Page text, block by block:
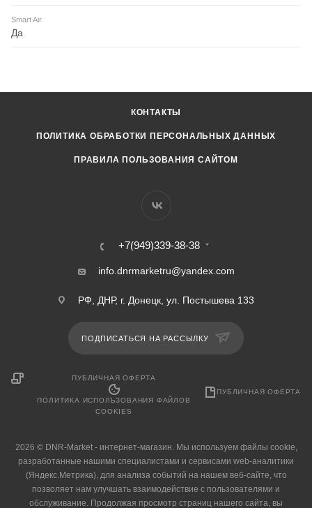
Smart Air
Да
КОНТАКТЫ
ПОЛИТИКА ОБРАБОТКИ ПЕРСОНАЛЬНЫХ ДАННЫХ
ПРАВИЛА ПОЛЬЗОВАНИЯ САЙТОМ
+7(949)339-38-38
info.dnrmarketru@yandex.com
РФ, ДНР, г. Донецк, ул. Постышева 133
ПОДПИСАТЬСЯ НА РАССЫЛКУ
ПУБЛИЧНАЯ ОФЕРТА
ПОЛИТИКА ИСПОЛЬЗОВАНИЯ ФАЙЛОВ
COOKIES
ПУБЛИЧНАЯ ОФЕРТА
2026 © DNR-Market - интернет-магазин. Мы используем файлы cookie,
разработанные нашими специалистами и сервисами web-аналитики
(Яндекс.Метрика), для анализа событий на нашем веб-сайте, что
позволяет нам улучшать взаимодействие с пользователями и
обслуживание. Продолжая просмотр страниц нашего сайта, вы